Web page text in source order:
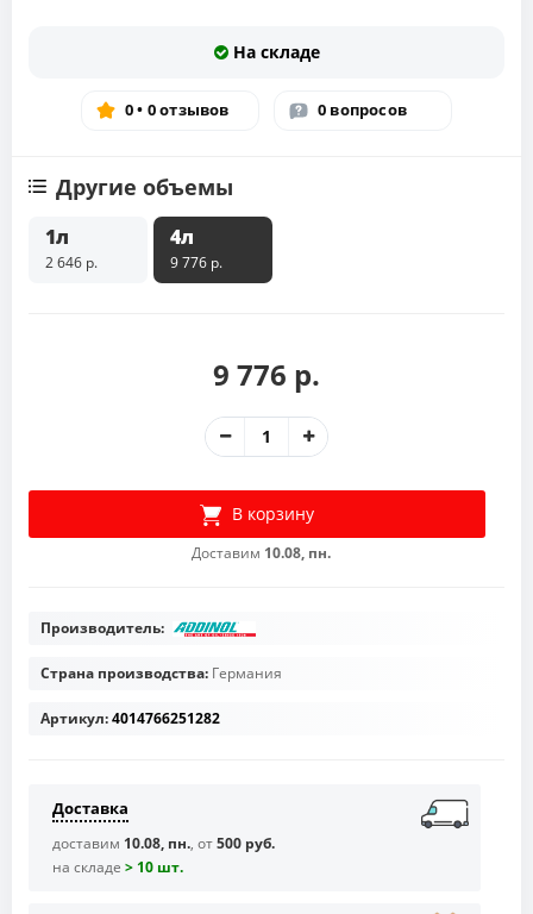
На складе
0 • 0 отзывов 0 вопросов
Другие объемы
1л
2 646 р.
4л
9 776 р.
9 776 р.
В корзину
Доставим 10.08, пн.
Производитель:
Страна производства: Германия
Артикул:4014766251282
Доставка
доставим 10.08, пн., от500 руб.
на складе > 10 шт.